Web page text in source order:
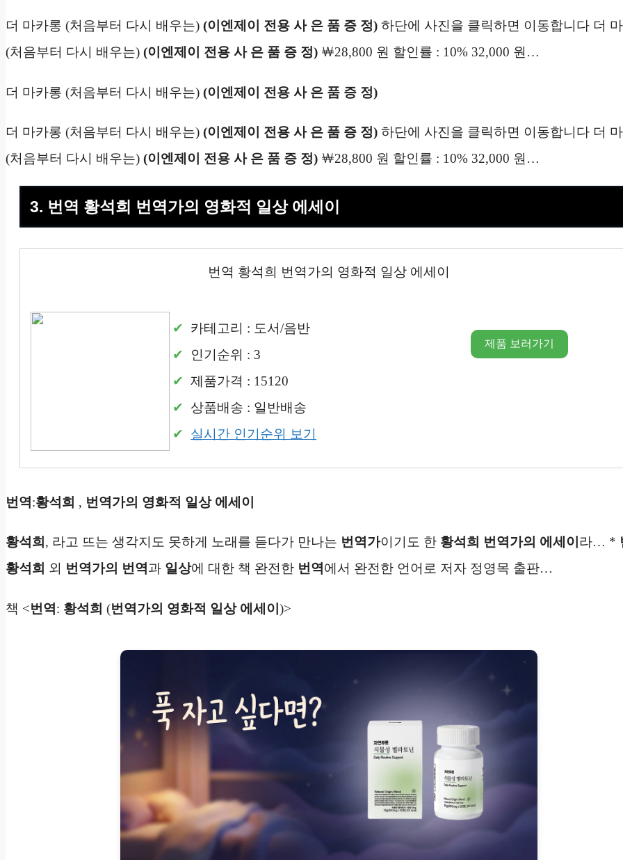
더 마카롱 (처음부터 다시 배우는) (이엔제이 전용 사 은 품 증 정) 하단에 사진을 클릭하면 이동합니다 더
(처음부터 다시 배우는) (이엔제이 전용 사 은 품 증 정) ￦28,800 원 할인률 : 10% 32,000 원…
더 마카롱 (처음부터 다시 배우는) (이엔제이 전용 사 은 품 증 정)
더 마카롱 (처음부터 다시 배우는) (이엔제이 전용 사 은 품 증 정) 하단에 사진을 클릭하면 이동합니다 더
(처음부터 다시 배우는) (이엔제이 전용 사 은 품 증 정) ￦28,800 원 할인률 : 10% 32,000 원…
3. 번역 황석희 번역가의 영화적 일상 에세이
번역 황석희 번역가의 영화적 일상 에세이
카테고리 : 도서/음반
인기순위 : 3
제품가격 : 15120
상품배송 : 일반배송
실시간 인기순위 보기
제품 보러가기
번역 :황석희 , 번역가의 영화적 일상 에세이
황석희 , 라고 뜨는 생각지도 못하게 노래를 듣다가 만나는 번역가이기도 한 황석희 번역가의 에세이 라… *
황석희 외 번역가의 번역 과 일상에 대한 책 완전한 번역 에서 완전한 언어로 저자 정영목 출판…
책 <번역 : 황석희 (번역가의 영화적 일상 에세이 )>